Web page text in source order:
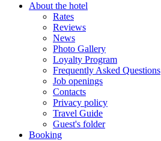
About the hotel
Rates
Reviews
News
Photo Gallery
Loyalty Program
Frequently Asked Questions
Job openings
Contacts
Privacy policy
Travel Guide
Guest's folder
Booking